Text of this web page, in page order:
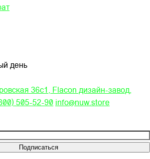
день
36c1, Flacon дизайн-завод,
505-52-90 info@nuw.store
Подписаться